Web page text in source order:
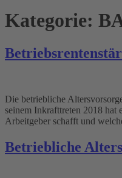
Kategorie:
Die betriebliche
seinem Inkrafttreten 2018 hat
Arbeitgeber schafft und
Betriebliche